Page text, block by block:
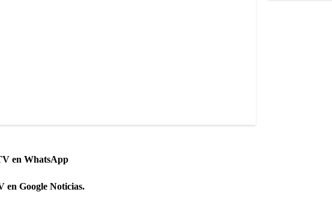
en WhatsApp
en Google Noticias.